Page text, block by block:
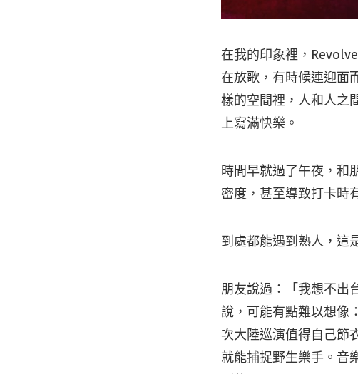
在我的印象裡，
在放歌，有時候連迎面
樣的空間裡，人和人之
上寫滿快樂。
時間早就過了午夜，和
密度，甚至導致打卡
到處都能遇到熟人，這
朋友說過：「我想不出
說，可能有點難以想像
次大陸巡演值得自己節
就能捕捉野生樂手。音